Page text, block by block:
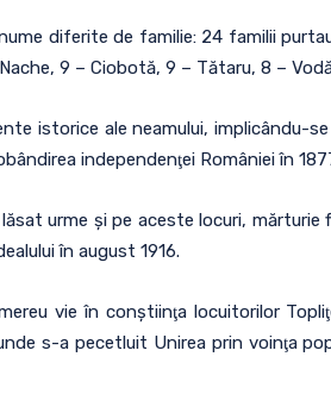
diferite de familie: 24 familii
9 – Ciobotă, 9 – Tătaru, 8 –
istorice ale neamului, implicându-
independenţei României în
urme şi pe aceste locuri,
în august 1916.
vie în conştiinţa locuitorilor
s-a pecetluit Unirea prin voinţa